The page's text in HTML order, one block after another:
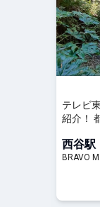
テレビ
紹介！
策レポ
ティビ
西谷駅
BRAVO